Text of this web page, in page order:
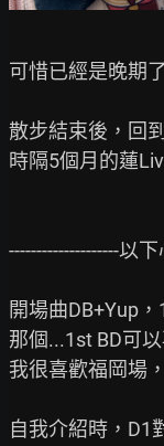
可惜已經是晚期
散步結束後，回
時隔5個月的蓮
--------------------以
開場曲DB+Yup
那個...1st BD可
我很喜歡福岡場
自我介紹時，D1